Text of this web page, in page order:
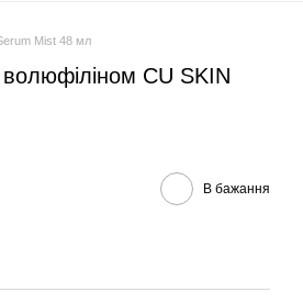
Mist 48 мл
CU SKIN
В бажання